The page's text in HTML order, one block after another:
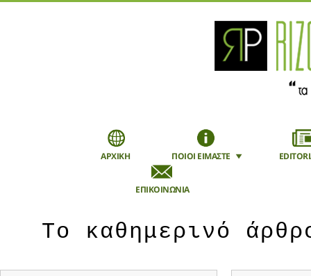
ΑΡΧΙΚΗ ΠΟΙΟΙ ΕΙΜΑΣΤΕ
ΕΠΙΚΟΙΝΩΝΙΑ
Εγγραφή
Το καθημερινό